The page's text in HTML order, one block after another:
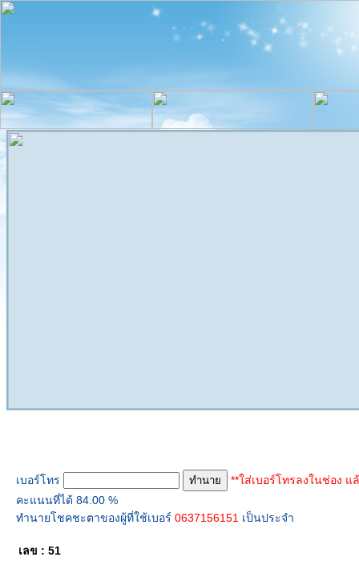
เบอร์โทร
**ใส่เบอร์โทรลงในช่อง แ
คะแนนที่ได้ 84.00 %
ทำนายโชคชะตาของผู้ที่ใช้เบอร์ 0637156151 เป็นประจำ
เลข : 51